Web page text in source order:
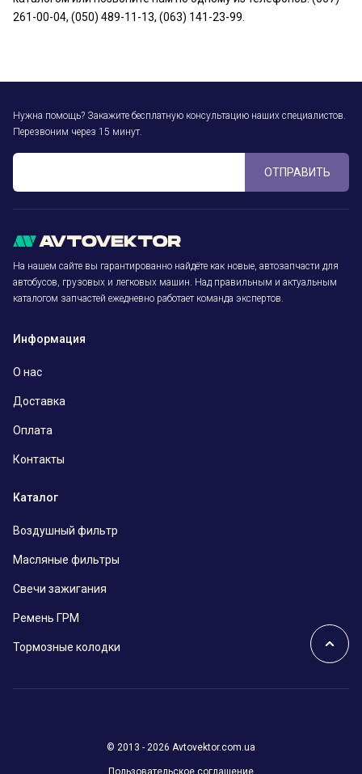
261-00-04, (050) 489-11-13, (063) 141-23-99.
Нужна помощь? Закажите бесплатную консультацию наших специалистов.
Перезвоним через 15 минут.
ОТПРАВИТЬ
На нашем сайте вы гарантированно найдёте как новые, автозапчасти для
автобусов, грузовых и легковых машин. Над правильным и актуальным
каталогом запчастей ежедневно работает команда экспертов.
Информация
О нас
Доставка
Оплата
Контакты
Каталог
Воздушный фильтр
Масляные фильтры
Свечи зажигания
Ремень ГРМ
Тормозные колодки
© 2013 - 2026 Avtovektor.com.ua
Пользовательское соглашение